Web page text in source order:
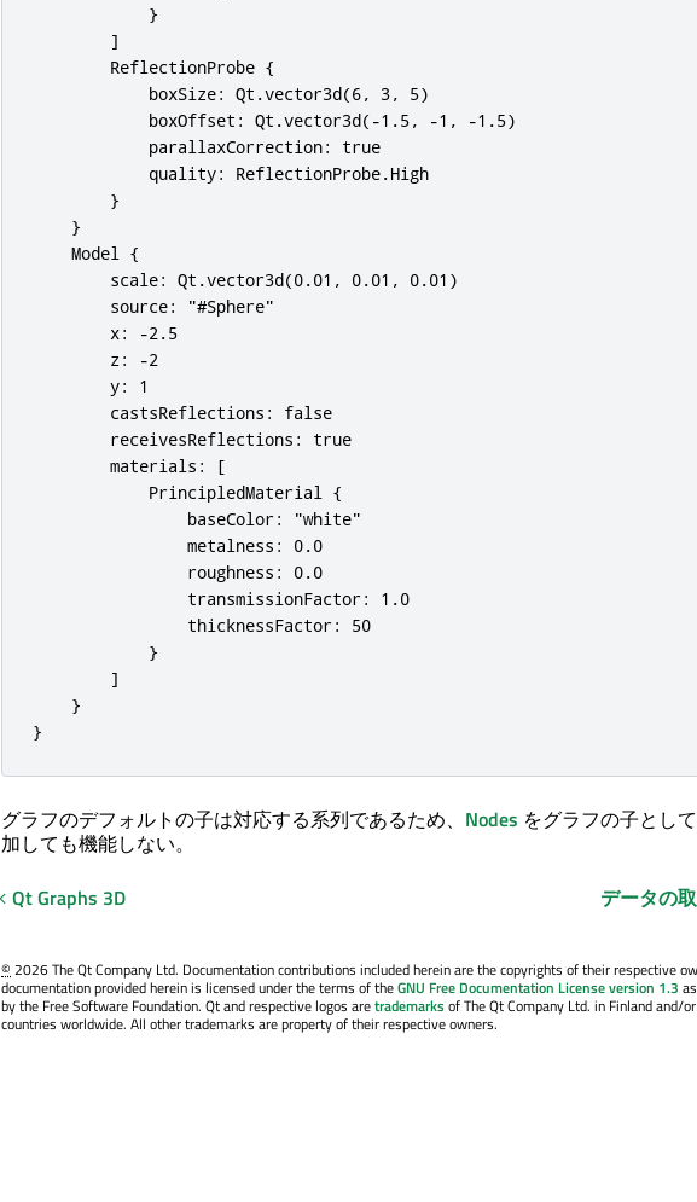
            }
        ]
        ReflectionProbe {
            boxSize: Qt.vector3d(6, 3, 5)
            boxOffset: Qt.vector3d(-1.5, -1, -1.5)
            parallaxCorrection: true
            quality: ReflectionProbe.High
        }
    }
    Model {
        scale: Qt.vector3d(0.01, 0.01, 0.01)
        source: "#Sphere"
        x: -2.5
        z: -2
        y: 1
        castsReflections: false
        receivesReflections: true
        materials: [
            PrincipledMaterial {
                baseColor: "white"
                metalness: 0.0
                roughness: 0.0
                transmissionFactor: 1.0
                thicknessFactor: 50
            }
        ]
    }
}
グラフのデフォルトの子は対応する系列であるため、 Nodes をグラフの子とし
加しても機能しない。
Qt Graphs 3D データの
© 2026 The Qt Company Ltd. Documentation contributions included herein are the copyrights of their respective
documentation provided herein is licensed under the terms of theGNU Free Documentation License version 1.3
by the Free Software Foundation. Qt and respective logos aretrademarksof The Qt Company Ltd. in Finland and/
countries worldwide. All other trademarks are property of their respective owners.